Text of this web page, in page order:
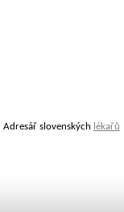
Adresář slovenských lékařů